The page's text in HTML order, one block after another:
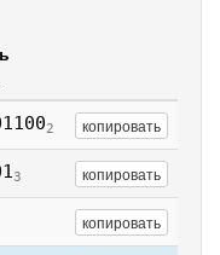
2 копировать
3 копировать
копировать